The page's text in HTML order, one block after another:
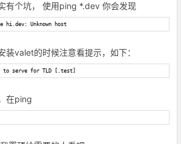
有个坑， 使用ping *.dev 你会发现
hi.dev: Unknown host
装valet的时候注意看提示，如下：
to serve for TLD [.test]
在ping